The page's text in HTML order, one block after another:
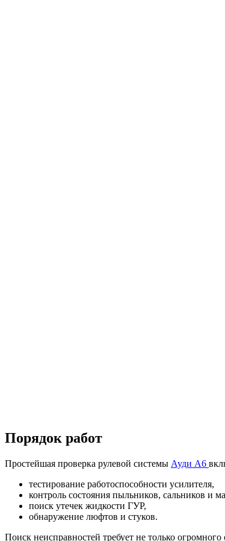
Порядок работ
Простейшая проверка рулевой системы Ауди А6
тестирование работоспособности усилителя,
контроль состояния пыльников, сальников и
поиск утечек жидкости ГУР,
обнаружение люфтов и стуков.
Поиск неисправностей требует не только